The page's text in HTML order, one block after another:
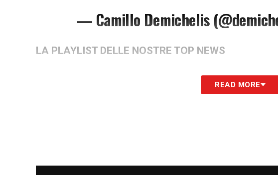
— Camillo Demichelis
LA PLAYLIST DELLE NOSTRE TOP NEWS
READ MORE